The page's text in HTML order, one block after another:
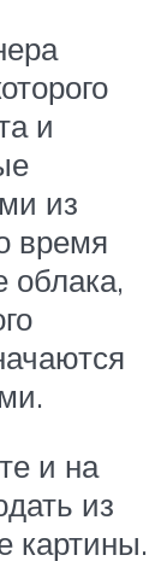
и
из
время
облака,
и на
из
картины.